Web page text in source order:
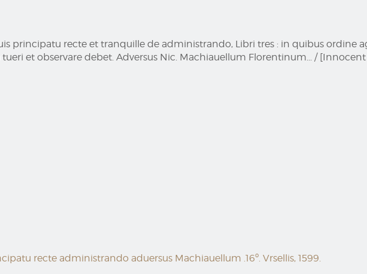
principatu recte et tranquille de administrando, Libri tres : in quibus ordine
et observare debet. Adversus Nic. Machiauellum Florentinum... /
recte administrando aduersus Machiauellum .16º. Vrsellis, 1599.